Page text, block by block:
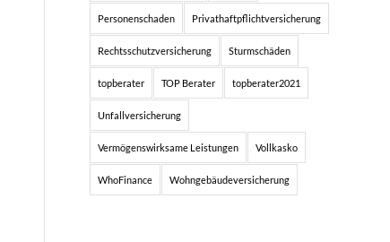
Personenschaden Privathaftpflichtversicherung
Rechtsschutzversicherung Sturmschäden
topberater TOP Berater topberater2021
Unfallversicherung
Vermögenswirksame Leistungen Vollkasko
WhoFinance Wohngebäudeversicherung